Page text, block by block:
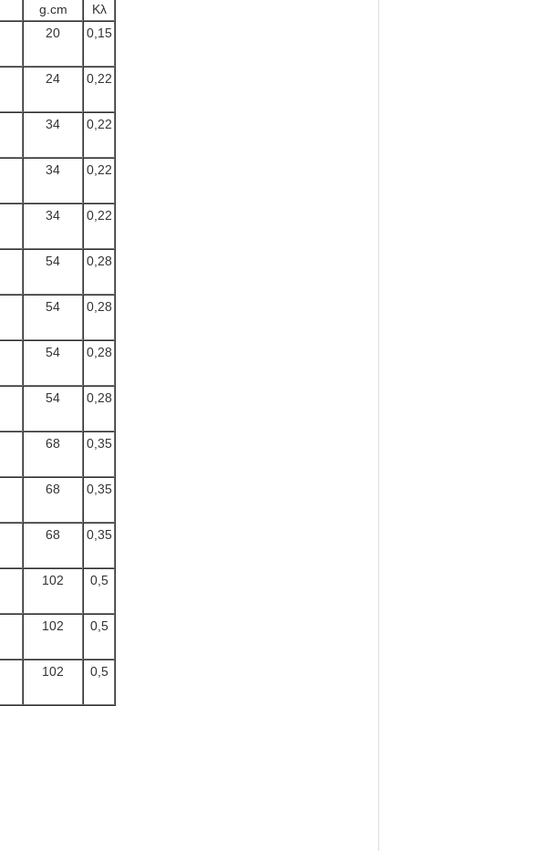
g.cm
Κλ
20 0,15
24 0,22
34 0,22
34 0,22
34 0,22
54 0,28
54 0,28
54 0,28
54 0,28
68 0,35
68 0,35
68 0,35
102 0,5
102 0,5
102 0,5